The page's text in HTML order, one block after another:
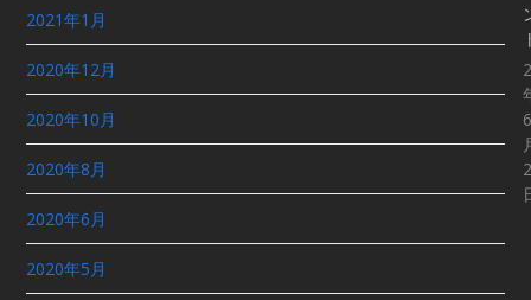
2021年1月
2020年12月
2020年10月
2020年8月
2020年6月
2020年5月
6